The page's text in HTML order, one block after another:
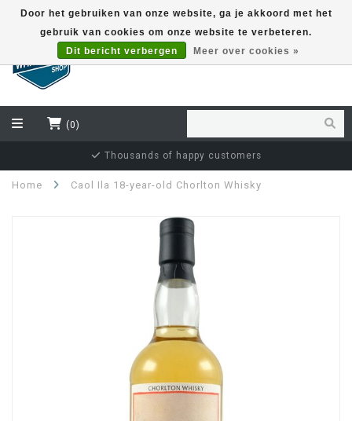
(0)
Thousands of happy customers
Home Caol Ila 18-year-old Chorlton Whisky
Door het gebruiken van onze website, ga je akkoord met het
gebruik van cookies om onze website te verbeteren.
Dit bericht verbergen
Meer over cookies »